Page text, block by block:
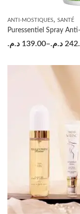
ANTI-MOSTIQUES, SANTÉ
Puressentiel Spray
139.00 د.م. –د.م.